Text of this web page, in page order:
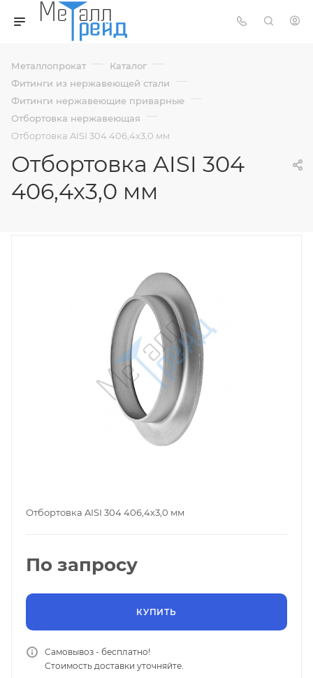
Металлопрокат — Каталог —
Фитинги из нержавеющей стали —
Фитинги нержавеющие приварные —
Отбортовка нержавеющая —
Отбортовка AISI 304 406,4х3,0 мм
Отбортовка AISI 304
406,4х3,0 мм
Отбортовка AISI 304 406,4х3,0 мм
По запросу
КУПИТЬ
Самовывоз - бесплатно!
Стоимость доставки уточняйте.